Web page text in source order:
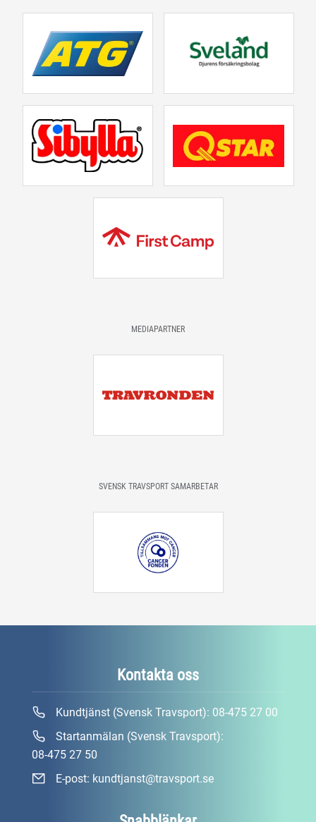
MEDIAPARTNER
SVENSK TRAVSPORT SAMARBETAR
Kontakta oss
Kundtjänst (Svensk Travsport): 08-475 27 00
Startanmälan (Svensk Travsport):
08-475 27 50
E-post: kundtjanst@travsport.se